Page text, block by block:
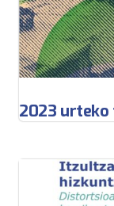
2023 urteko